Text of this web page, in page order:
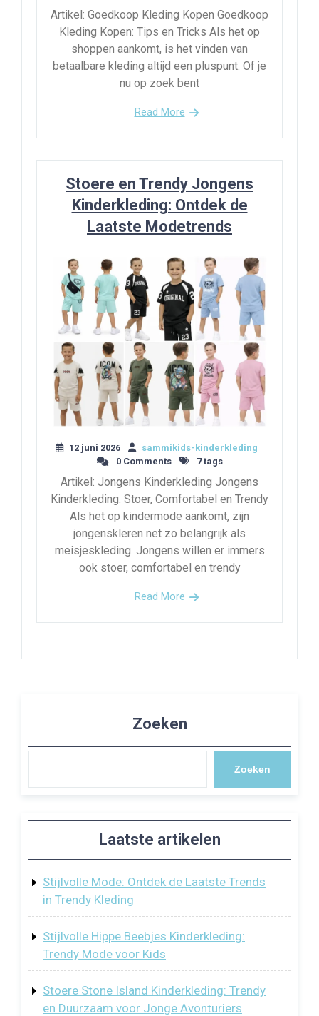
Artikel: Goedkoop Kleding Kopen Goedkoop
Kleding Kopen: Tips en Tricks Als het op
shoppen aankomt, is het vinden van
betaalbare kleding altijd een pluspunt. Of je
nu op zoek bent
Read More
Stoere en Trendy Jongens
Kinderkleding: Ontdek de
Laatste Modetrends
12 juni 2026
sammikids-kinderkleding
0 Comments
7 tags
Artikel: Jongens Kinderkleding Jongens
Kinderkleding: Stoer, Comfortabel en Trendy
Als het op kindermode aankomt, zijn
jongenskleren net zo belangrijk als
meisjeskleding. Jongens willen er immers
ook stoer, comfortabel en trendy
Read More
Zoeken
Zoeken
Laatste artikelen
Stijlvolle Mode: Ontdek de Laatste Trends
in Trendy Kleding
Stijlvolle Hippe Beebjes Kinderkleding:
Trendy Mode voor Kids
Stoere Stone Island Kinderkleding: Trendy
en Duurzaam voor Jonge Avonturiers